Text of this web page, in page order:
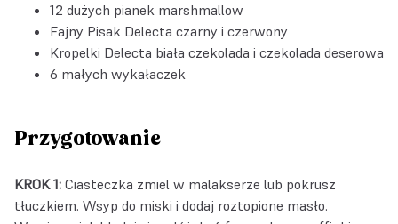
12 dużych pianek marshmallow
Fajny Pisak Delecta czarny i czerwony
Kropelki Delecta biała czekolada i czekolada deserowa
6 małych wykałaczek
Przygotowanie
KROK 1: Ciasteczka zmiel w malakserze lub pokrusz
tłuczkiem. Wsyp do miski i dodaj roztopione masło.